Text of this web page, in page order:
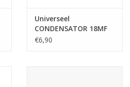
Universeel
CONDENSATOR 18MF
450V
€6,90